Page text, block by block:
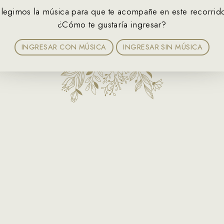
¡NOS CASAMOS!
12 • 09 • 2026
la música para que te acompañe en este
¿Cómo te gustaría ingresar?
INGRESAR CON MÚSICA INGRESAR SIN MÚSICA